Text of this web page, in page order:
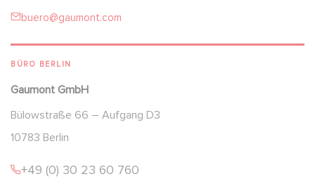
buero@gaumont.com
BÜRO BERLIN
Gaumont GmbH
Bülowstraße 66 – Aufgang D3
10783 Berlin
+49 (0) 30 23 60 760